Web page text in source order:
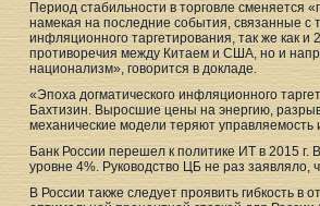
Период стабильности в торговле сменяется
намекая на последние события, связанные
инфляционного таргетирования, так же как и
противоречия между Китаем и США, но и
национализм», говорится в докладе.
«Эпоха догматического инфляционного
Бахтизин. Выросшие цены на энергию,
механические модели теряют управляемость
Банк России перешел к политике ИТ в 2015 г.
уровне 4%. Руководство ЦБ не раз
В России также следует проявить гибкость